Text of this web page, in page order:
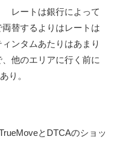
レートは銀行によって
替するよりはレートは
ンタムあたりはあまり
他のエリアに行く前に
あり。
とDTCAのショッ